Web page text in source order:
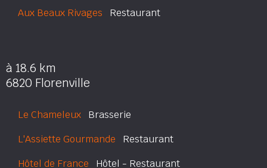
Aux Beaux Rivages Restaurant
à 18.6 km
6820 Florenville
Le Chameleux Brasserie
L'Assiette Gourmande Restaurant
Hôtel de France Hôtel - Restaurant